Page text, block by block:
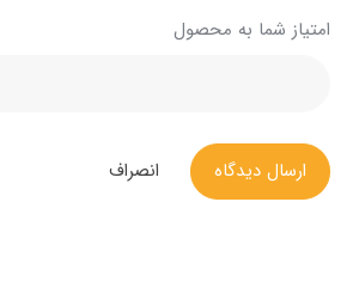
امتیاز شما به محصول
ارسال دیدگاه انصراف